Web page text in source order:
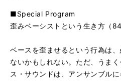
■Special Program
歪みベーシストという生き方（84
ベースを歪ませるという行為は
ないかもしれない。ただ、うま
ス・サウンドは、アンサンブル